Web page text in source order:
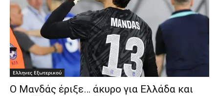
Ελληνες Εξωτερικού
Ο Μανδάς έριξε… άκυρο για Ελλάδα και